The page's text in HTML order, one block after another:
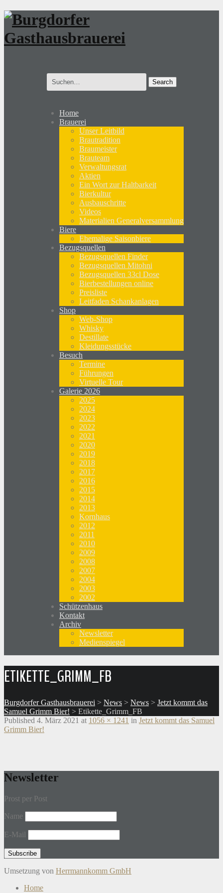
Search
for:
Home
Brauerei
Unser Leitbild
Brautradition
Braumeister
Brauteam
Verwaltungsrat
Aktien
Ein Wort zur Haltbarkeit
Bierkultur
Ausbauschritte
Videos
Materialien Generalversammlung
Biere
Ehemalige Saisonbiere
Bezugsquellen
Bezugsquellen Finder
Bezugsquellen Mitohni
Bezugsquellen 33cl Dose
Bierbestellungen online
Preisliste
Leitfaden Schankanlagen
Shop
Web-Shop
Whisky
Destillate
Kleidungsstücke
Besuch
Termine
Führungen
Virtuelle Tour
Galerie 2026
2025
2024
2023
2022
2021
2020
2019
2018
2017
2016
2015
2014
2013
Kornhaus
2012
2011
2010
2009
2008
2007
2004
2003
2002
Schützenhaus
Kontakt
Archiv
Newsletter
Medienspiegel
ETIKETTE_GRIMM_FB
Burgdorfer Gasthausbrauerei > News > News > Jetzt kommt das
Samuel Grimm Bier! > Etikette_Grimm_FB
Published 4. März 2021 at 1056 × 1241 in Jetzt kommt das Samuel
Grimm Bier!
Newsletter
Prost per Post
Name
E-Mail
Umsetzung von Herrmannkomm GmbH
Home